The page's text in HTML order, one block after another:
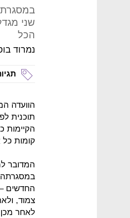
הכל
נמרוד
הוועדה
תוכנית
קומות כל אחד, ו-
המדובר
במסגרתה
החדשים –
צמוד,
לאחר מכן